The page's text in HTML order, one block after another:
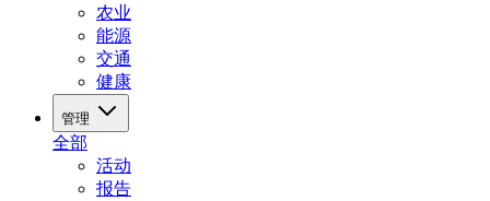
农业
能源
交通
健康
管理
全部
活动
报告